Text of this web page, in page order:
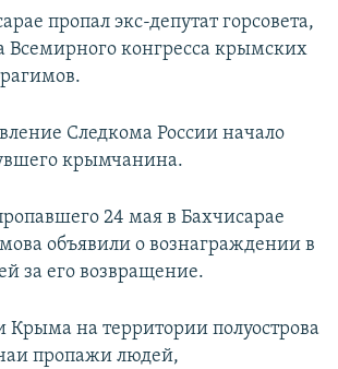
пропал экс-депутат горсовета,
Всемирного конгресса крымских
Следкома России начало
крымчанина.
24 мая в Бахчисарае
объявили о вознаграждении в
за его возвращение.
Крыма на территории полуострова
пропажи людей,